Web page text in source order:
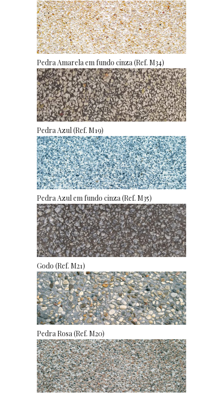
Pedra Amarela em fundo cinza (Ref. M34)
Pedra Azul (Ref. M19)
Pedra Azul em fundo cinza (Ref. M35)
Godo (Ref. M21)
Pedra Rosa (Ref. M20)